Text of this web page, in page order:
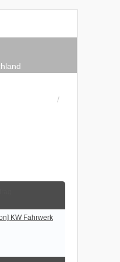
KW Fahrwerk